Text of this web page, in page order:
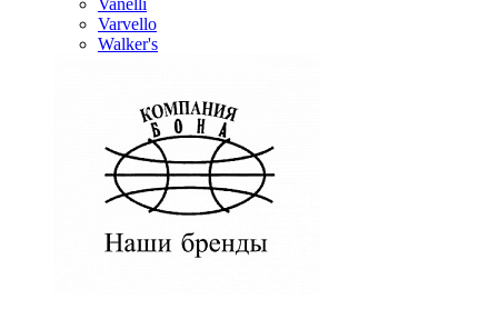
Vanelli
Varvello
Walker's